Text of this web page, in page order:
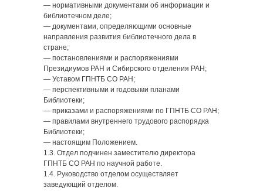
— нормативными документами об информации и
библиотечном деле;
— документами, определяющими основные
направления развития библиотечного дела в
стране;
— постановлениями и распоряжениями
Президиумов РАН и Сибирского отделения РАН;
— Уставом ГПНТБ СО РАН;
— перспективными и годовыми планами
Библиотеки;
— приказами и распоряжениями по ГПНТБ СО РАН;
— правилами внутреннего трудового распорядка
Библиотеки;
— настоящим Положением.
1.3. Отдел подчинен заместителю директора
ГПНТБ СО РАН по научной работе.
1.4. Руководство отделом осуществляет
заведующий отделом.